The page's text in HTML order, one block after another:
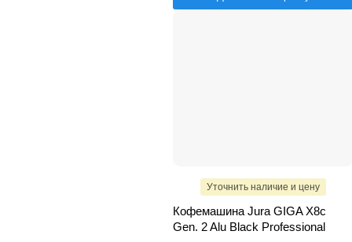
Уточнить наличие и цену
Кофемашина Jura GIGA X8c
Gen. 2 Alu Black Professional